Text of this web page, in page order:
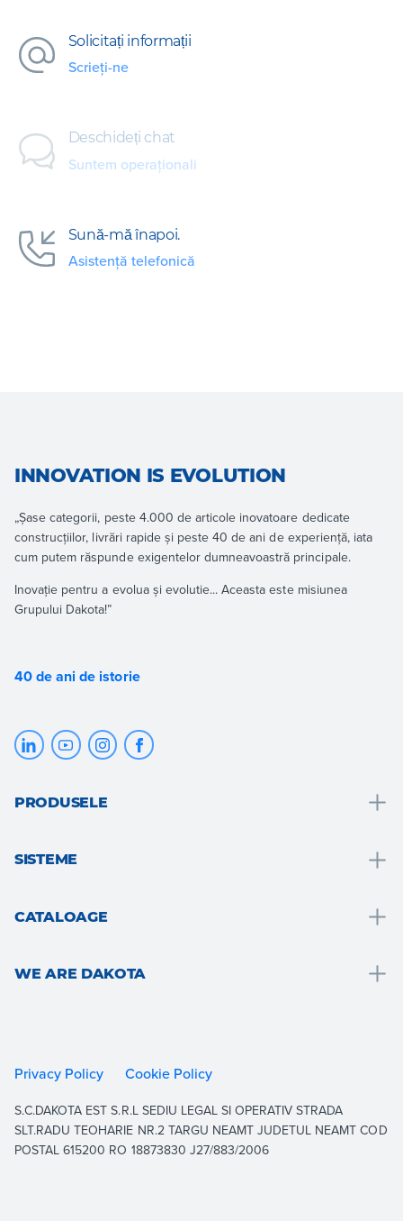
Solicitați informații
Scrieți-ne
Deschideți chat
Suntem operaționali
Sună-mă înapoi.
Asistență telefonică
INNOVATION IS EVOLUTION
„Șase categorii, peste 4.000 de articole inovatoare dedicate
construcțiilor, livrări rapide și peste 40 de ani de experiență, iata
cum putem răspunde exigentelor dumneavoastră principale.
Inovație pentru a evolua și evolutie... Aceasta este misiunea
Grupului Dakota!”
40 de ani de istorie
PRODUSELE
Gradina, teresa si zone exterioare
Consolidare și întărire structurală
Arată tot
SISTEME
Sisteme drive-on
Acoperis
Aerare
CATALOAGE
Roof
Building
WE ARE DAKOTA
Documentație
Lucrați cu noi
Privacy Policy Cookie Policy
S.C.DAKOTA EST S.R.L SEDIU LEGAL SI OPERATIV STRADA
SLT.RADU TEOHARIE NR.2 TARGU NEAMT JUDETUL NEAMT COD
POSTAL 615200 RO 18873830 J27/883/2006